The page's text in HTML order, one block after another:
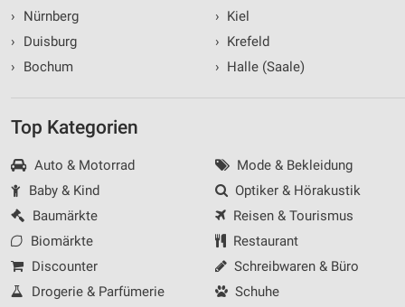
›
Nürnberg
›
Duisburg
›
Bochum
› Kiel
› Krefeld
› Halle (Saale)
Top Kategorien
Auto & Motorrad
Baby & Kind
Baumärkte
Biomärkte
Discounter
Drogerie & Parfümerie
Mode & Bekleidung
Optiker & Hörakustik
Reisen & Tourismus
Restaurant
Schreibwaren & Büro
Schuhe